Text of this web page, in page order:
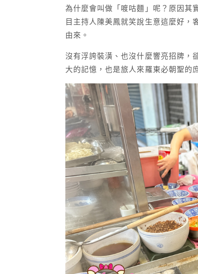
為什麼會叫做「喥咕麵」呢？原因其
目主持人陳美鳳就笑說生意這麼好，
由來。
沒有浮誇裝潢、也沒什麼響亮招牌，
大的記憶，也是旅人來羅東必朝聖的